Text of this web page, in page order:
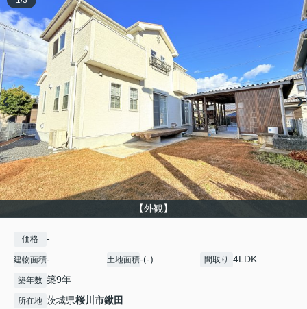
【外観】
価格 -
建物面積- 土地面積-(-) 間取り 4LDK
築年数 築9年
所在地 茨城県桜川市鍬田